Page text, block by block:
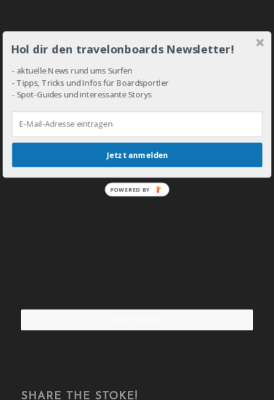
SHARE THE STOKE!
Hol dir den travelonboards Newsletter!
- aktuelle News rund ums Surfen
- Tipps, Tricks und Infos für Boardsportler
- Spot-Guides und interessante Storys
Jetzt anmelden
POWERED BY